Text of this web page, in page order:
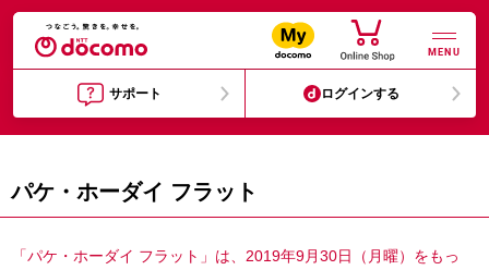
MENU
サポート ログインする
パケ・ホーダイ フラット
「パケ・ホーダイ フラット」は、2019年9月30日（月曜）をもっ